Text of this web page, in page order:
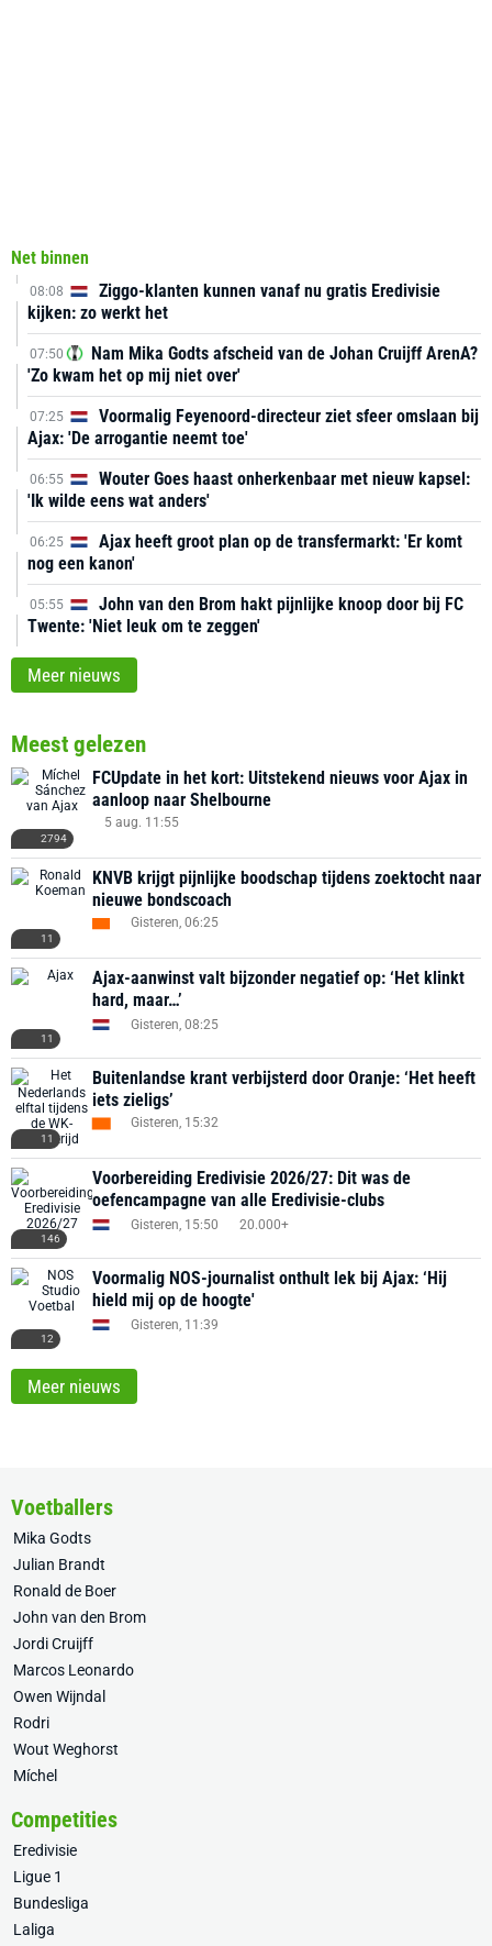
Net binnen
08:08
Ziggo-klanten kunnen vanaf nu gratis Eredivisie
kijken: zo werkt het
07:50
Nam Mika Godts afscheid van de Johan Cruijff ArenA?
'Zo kwam het op mij niet over'
07:25
Voormalig Feyenoord-directeur ziet sfeer omslaan bij
Ajax: 'De arrogantie neemt toe'
06:55
Wouter Goes haast onherkenbaar met nieuw kapsel:
'Ik wilde eens wat anders'
06:25
Ajax heeft groot plan op de transfermarkt: 'Er komt
nog een kanon'
05:55
John van den Brom hakt pijnlijke knoop door bij FC
Twente: 'Niet leuk om te zeggen'
Meer nieuws
Meest gelezen
2794
FCUpdate in het kort: Uitstekend nieuws voor Ajax in
aanloop naar Shelbourne
5 aug. 11:55
11
KNVB krijgt pijnlijke boodschap tijdens zoektocht naar
nieuwe bondscoach
Gisteren, 06:25
11
Ajax-aanwinst valt bijzonder negatief op: ‘Het klinkt
hard, maar…’
Gisteren, 08:25
11
Buitenlandse krant verbijsterd door Oranje: ‘Het heeft
iets zieligs’
Gisteren, 15:32
146
Voorbereiding Eredivisie 2026/27: Dit was de
oefencampagne van alle Eredivisie-clubs
Gisteren, 15:50 20.000+
12
Voormalig NOS-journalist onthult lek bij Ajax: ‘Hij
hield mij op de hoogte'
Gisteren, 11:39
Meer nieuws
Voetballers
Mika Godts
Julian Brandt
Ronald de Boer
John van den Brom
Jordi Cruijff
Marcos Leonardo
Owen Wijndal
Rodri
Wout Weghorst
Míchel
Competities
Eredivisie
Ligue 1
Bundesliga
Laliga